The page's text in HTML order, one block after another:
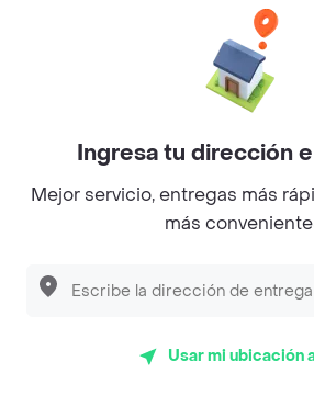
Del valle mora 500 ml
$ 8200
Bebida hidratante.
Ingresa tu dirección
Mejor servicio, entregas más
más
Usar mi ubicación